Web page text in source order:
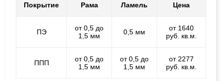
Покрытие Рама Ламель Цена
ПЭ
от 0,5 до
1,5 мм
0,5 мм
от 1640
руб. кв.м.
ППП
от 0,5 до
1,5 мм
от 0,5 до
1,5 мм
от 2277
руб. кв.м.